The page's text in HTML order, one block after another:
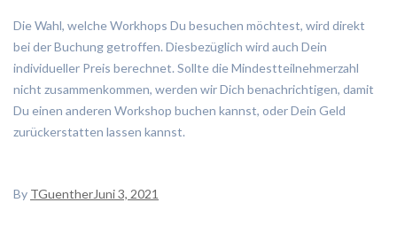
Die Wahl, welche Workhops Du besuchen möchtest, wird direkt
bei der Buchung getroffen. Diesbezüglich wird auch Dein
individueller Preis berechnet. Sollte die Mindestteilnehmerzahl
nicht zusammenkommen, werden wir Dich benachrichtigen, damit
Du einen anderen Workshop buchen kannst, oder Dein Geld
zurückerstatten lassen kannst.
By TGuentherJuni 3, 2021